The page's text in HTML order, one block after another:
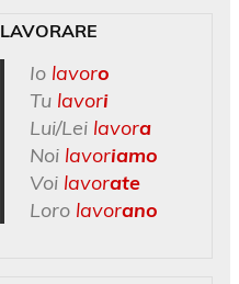
LAVORARE
Io lavoro
Tu lavori
Lui/Lei lavora
Noi lavoriamo
Voi lavorate
Loro lavorano